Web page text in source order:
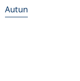
Autun